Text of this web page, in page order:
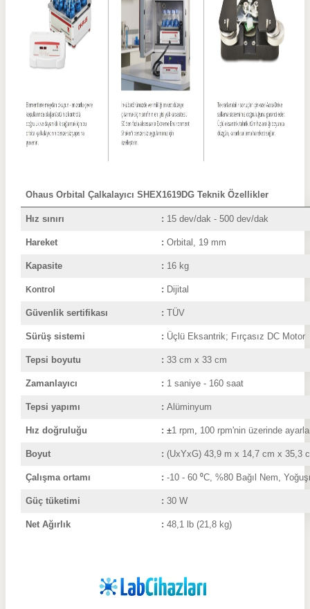
Ohaus Orbital Çalkalayıcı SHEX1619DG Teknik Özellikler
Hız sınırı : 15 dev/dak - 500 dev/dak
Hareket : Orbital, 19 mm
Kapasite : 16 kg
Kontrol : Dijital
Güvenlik sertifikası : TÜV
Sürüş sistemi : Üçlü Eksantrik; Fırçasız DC Motor
Tepsi boyutu : 33 cm x 33 cm
Zamanlayıcı : 1 saniye - 160 saat
Tepsi yapımı : Alüminyum
Hız doğruluğu : ±1 rpm 100 rpm'nin üzerinde
Boyut : (UxYxG) 43,9 m x 14,7 cm x 35,3
Çalışma ortamı : -10 - 60 ⁰C, %80 Bağıl Nem,
Güç tüketimi : 30 W
Net Ağırlık : 48,1 lb (21,8 kg)